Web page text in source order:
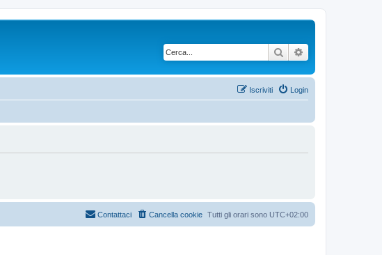
Cerca
Login
Iscriviti
Tutti gli orari sono UTC+02:00
Cancella cookie
Contattaci